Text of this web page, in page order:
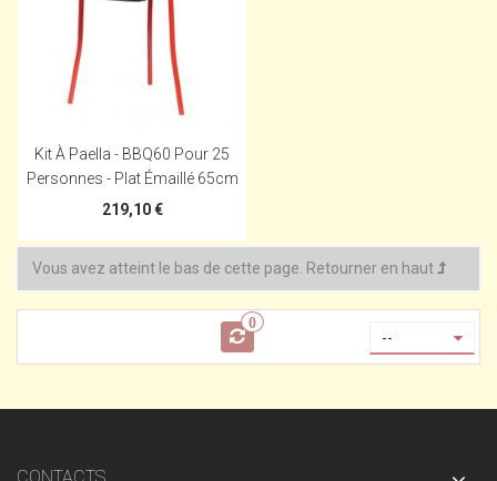
Kit À Paella - BBQ60 Pour 25
Personnes - Plat Émaillé 65cm
219,10 €
Vous avez atteint le bas de cette page. Retourner en haut
0
--
CONTACTS